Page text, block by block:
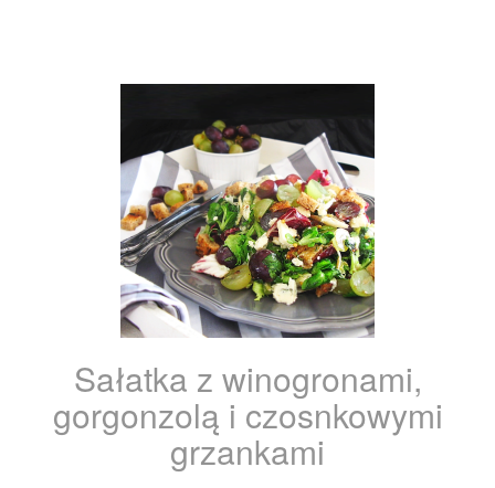
Sałatka z winogronami,
gorgonzolą i czosnkowymi
grzankami